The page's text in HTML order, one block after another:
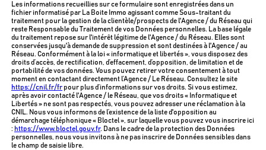
Les informations recueillies sur ce formulaire sont enregistrées dans un
fichier informatisé par La Boite Immo agissant comme Sous-traitant du
traitement pour la gestion de la clientèle/prospects de l'Agence / du Réseau qui
reste Responsable du Traitement de vos Données personnelles. La base légale
du traitement repose sur l'intérêt légitime de l'Agence / du Réseau. Elles sont
conservées jusqu'à demande de suppression et sont destinées à l'Agence / au
Réseau. Conformément à la loi « informatique et libertés », vous disposez des
droits d’accès, de rectification, d’effacement, d’opposition, de limitation et de
portabilité de vos données. Vous pouvez retirer votre consentement à tout
moment en contactant directement l’Agence / Le Réseau. Consultez le site
https://cnil.fr/fr pour plus d’informations sur vos droits. Si vous estimez,
après avoir contacté l'Agence / le Réseau, que vos droits « Informatique et
Libertés » ne sont pas respectés, vous pouvez adresser une réclamation à la
CNIL. Nous vous informons de l’existence de la liste d'opposition au
démarchage téléphonique « Bloctel », sur laquelle vous pouvez vous inscrire ici
: https://www.bloctel.gouv.fr. Dans le cadre de la protection des Données
personnelles, nous vous invitons à ne pas inscrire de Données sensibles dans
le champ de saisie libre.